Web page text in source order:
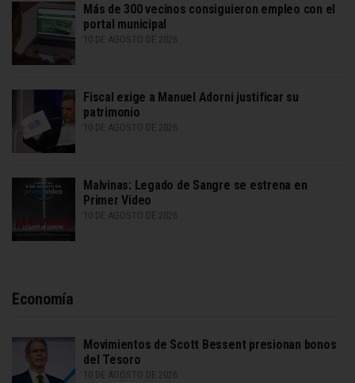
Más de 300 vecinos consiguieron empleo con el
portal municipal
10 DE AGOSTO DE 2026
Fiscal exige a Manuel Adorni justificar su
patrimonio
10 DE AGOSTO DE 2026
Malvinas: Legado de Sangre se estrena en
Primer Video
10 DE AGOSTO DE 2026
Economía
Movimientos de Scott Bessent presionan bonos
del Tesoro
10 DE AGOSTO DE 2026